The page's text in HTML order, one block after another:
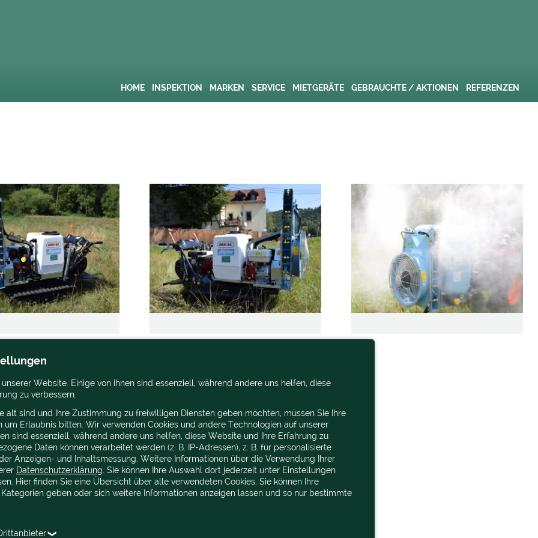
Website. Einige von ihnen sind essenziell, während andere uns helfen, diese
zu verbessern.
alt sind und Ihre Zustimmung zu freiwilligen Diensten geben möchten, müssen Sie Ihre
um Erlaubnis bitten. Wir verwenden Cookies und andere Technologien auf unserer
sind essenziell, während andere uns helfen, diese Website und Ihre Erfahrung zu
Daten können verarbeitet werden (z. B. IP-Adressen), z. B. für personalisierte
Anzeigen- und Inhaltsmessung. Weitere Informationen über die Verwendung Ihrer
Datenschutzerklärung . Sie können Ihre Auswahl dort jederzeit unter Einstellungen
Hier finden Sie eine Übersicht über alle verwendeten Cookies. Sie können Ihre
geben oder sich weitere Informationen anzeigen lassen und so nur bestimmte
HOME INSPEKTION MARKEN SERVICE MIETGERÄTE GEBRAUCHTE / AKTIONEN REFERENZEN